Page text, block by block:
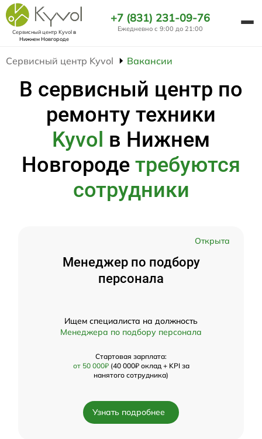
Сервисный центр Kyvolв
Нижнем Новгороде
+7 (831) 231-09-76
Ежедневно с 9:00 до 21:00
Сервисный центр Kyvol Вакансии
В сервисный центр по
ремонту техники
Kyvol в Нижнем
Новгороде требуются
сотрудники
Открыта
Менеджер по подбору
персонала
Ищем специалиста на должность
Менеджера по подбору персонала
Стартовая зарплата:
от 50 000₽(40 000₽ оклад + KPI за
нанятого сотрудника)
Узнать подробнее